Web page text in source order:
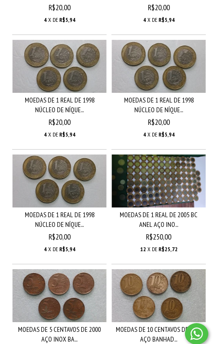
R$20,00
4 X DE R$5,94
R$20,00
4 X DE R$5,94
MOEDAS DE 1 REAL DE 1998
NÚCLEO DE NÍQUE...
R$20,00
4 X DE R$5,94
MOEDAS DE 1 REAL DE 1998
NÚCLEO DE NÍQUE...
R$20,00
4 X DE R$5,94
MOEDAS DE 1 REAL DE 1998
NÚCLEO DE NÍQUE...
R$20,00
4 X DE R$5,94
MOEDAS DE 1 REAL DE 2005 BC
ANEL AÇO INO...
R$250,00
12 X DE R$25,72
MOEDAS DE 5 CENTAVOS DE 2000
AÇO INOX BA...
MOEDAS DE 10 CENTAVOS DE 2000
AÇO BANHAD...